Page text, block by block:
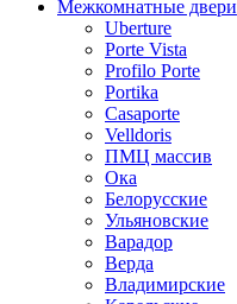
Межкомнатные двери
Uberture
Porte Vista
Profilo Porte
Portika
Casaporte
Velldoris
ПМЦ массив
Ока
Белорусские
Ульяновские
Варадор
Верда
Владимирские